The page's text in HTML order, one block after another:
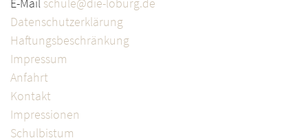
E-Mail schule@die-loburg.de
Datenschutzerklärung
Haftungsbeschränkung
Impressum
Anfahrt
Kontakt
Impressionen
Schulbistum